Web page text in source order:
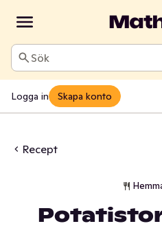
Sök
Logga in Skapa konto
Recept